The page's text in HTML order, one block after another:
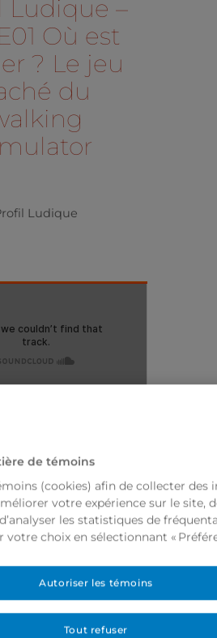
Ludique –
Où est
? Le jeu
du
Ludique
des objectifs
de témoins
(cookies) afin de collecter des
votre expérience sur le site,
les statistiques de
votre choix en sélectionnant «
Tout refuser
Autoriser les témoins